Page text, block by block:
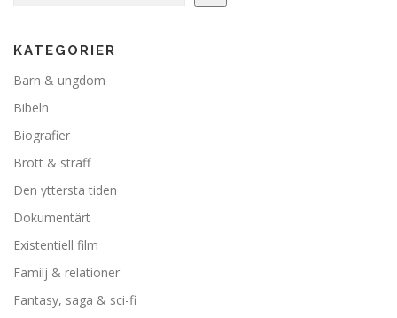
KATEGORIER
Barn & ungdom
Bibeln
Biografier
Brott & straff
Den yttersta tiden
Dokumentärt
Existentiell film
Familj & relationer
Fantasy, saga & sci-fi